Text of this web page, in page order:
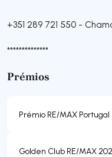
+351 289 721 550 -
**************
Prémios
Prémio RE/MAX Portugal
Golden Club RE/MAX